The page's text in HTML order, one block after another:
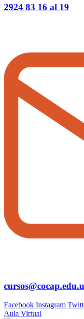
2924 83 16 al 19
Facebook Instagram
Aula Virtual